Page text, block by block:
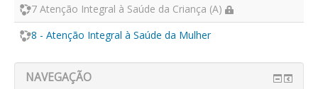
7 Atenção Integral à Saúde da Criança (A)
8 - Atenção Integral à Saúde da Mulher
NAVEGAÇÃO